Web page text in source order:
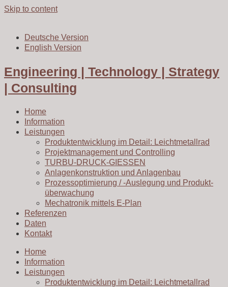
Skip to content
Deutsche Version
English Version
Engineering | Technology | Strategy
| Consulting
Home
Information
Leistungen
Produkt­ent­wick­lung im Detail: Leichtmetallrad
Projekt­manage­ment und Controlling
TURBU-DRUCK-GIESSEN
Anlagenkonstruktion und Anlagenbau
Prozess­opti­mie­rung / -Auslegung und Produkt­
über­wachung
Mechatronik mittels E-Plan
Referenzen
Daten
Kontakt
Home
Information
Leistungen
Produkt­ent­wick­lung im Detail: Leichtmetallrad